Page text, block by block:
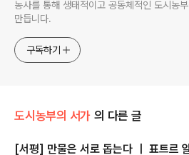
농사를 통해 생태적이고 공동체적인 도시농
만듭니다.
구독하기
도시농부의 서가 의 다른 글
[서평] 만물은 서로 돕는다 ｜ 표트르